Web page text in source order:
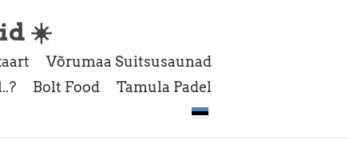
☀️
Võrumaa Suitsusaunad
Bolt Food Tamula Padel